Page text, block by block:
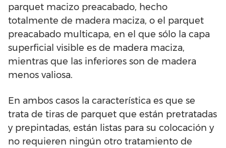
parquet macizo preacabado, hecho
totalmente de madera maciza, o el parquet
preacabado multicapa, en el que sólo la capa
superficial visible es de madera maciza,
mientras que las inferiores son de madera
menos valiosa.
En ambos casos la característica es que se
trata de tiras de parquet que están pretratadas
y prepintadas, están listas para su colocación y
no requieren ningún otro tratamiento de